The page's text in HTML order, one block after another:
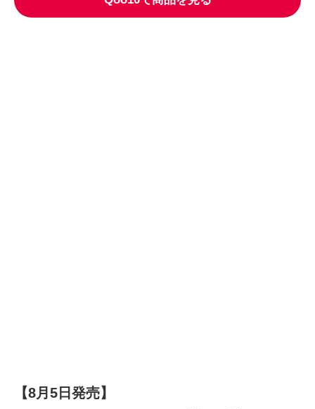
【8月5日発売】